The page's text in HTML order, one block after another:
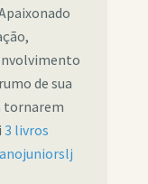
de sua
tornarem
3 livros